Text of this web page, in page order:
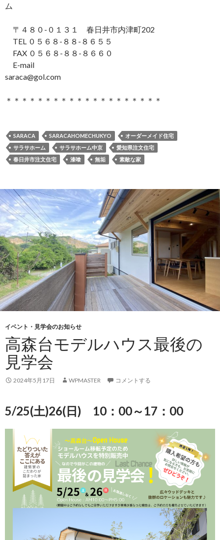
ム
〒４８０-０１３１ 春日井市内津町202
TEL ０５６８-８８-８６５５
FAX ０５６８-８８-８６６０
E-mail
saraca@gol.com
＊＊＊＊＊＊＊＊＊＊＊＊＊＊＊＊＊＊＊＊
SARACA SARACAHOMECHUKYO
オーダーメイド住宅
サラサホーム
サラサホーム中京
愛知県注文住宅
春日井市注文住宅
漆喰 無垢 素敵な家
イベント・見学会のお知らせ
高森台モデルハウス最後の
見学会
2024年5月17日 WPMASTER コメントする
5/25(土)26(日) 10：00～17：00